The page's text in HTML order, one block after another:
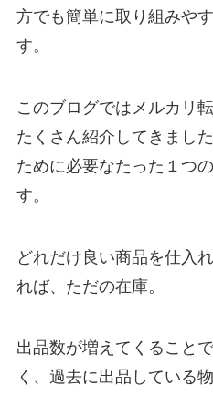
方でも簡単に取り組みや
す。
このブログではメルカリ
たくさん紹介してきまし
ために必要なたった１つの
す。
どれだけ良い商品を仕入
れば、ただの在庫。
出品数が増えてくること
く、過去に出品している